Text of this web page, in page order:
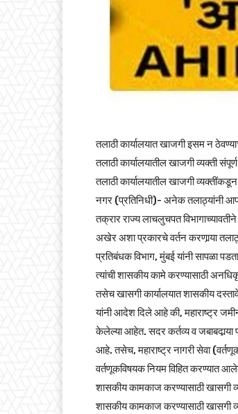
तलाठी कार्यालयात खाजगी इसम न
तलाठी कार्यालयातील खाजगी व्यक्ती
तलाठी कार्यालयातील खाजगी
नगर (प्रतिनिधी)- अनेक तलाठ्यांनी
तक्रार राज्य लाचलुचपत
अखेर अशा प्रकारचे वर्तन करणार्‍या
प्रतिबंधक विभाग, मुंबई यांनी सापळा
त्यांची शासकीय कामे करण्यासाठी
तसेच खासगी कार्यालयात शासकीय
यांनी आदेश दिले आहे की, महाराष्ट्र
केलेल्या आहेत. सदर कर्तव्य व
आहे. तसेच, महाराष्ट्र नागरी सेवा
वर्तणूकविषयक नियम विहित करण्यात
शासकीय कामकाज करण्यासाठी खासगी
शासकीय कामकाज करण्यासाठी खासगी